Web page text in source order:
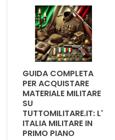
campeggio...
GUIDA COMPLETA
PER ACQUISTARE
MATERIALE MILITARE
SU
TUTTOMILITARE.IT: L'
ITALIA MILITARE IN
PRIMO PIANO